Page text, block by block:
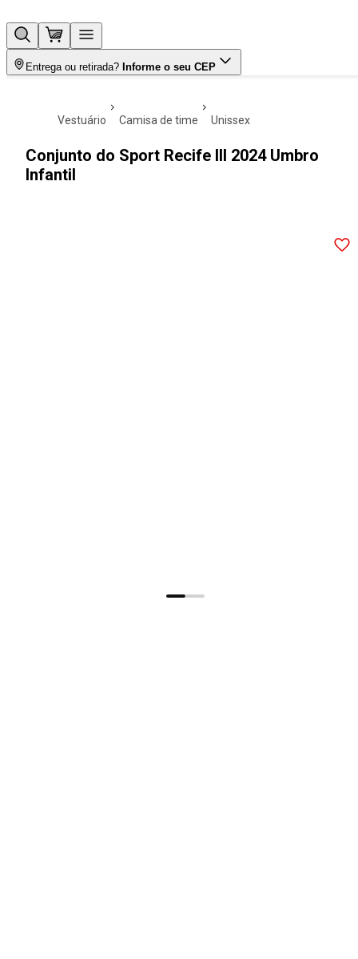
Entrega ou retirada? Informe o seu CEP
vestuário camisa de time unissex
Conjunto do Sport Recife III 2024 Umbro
Infantil